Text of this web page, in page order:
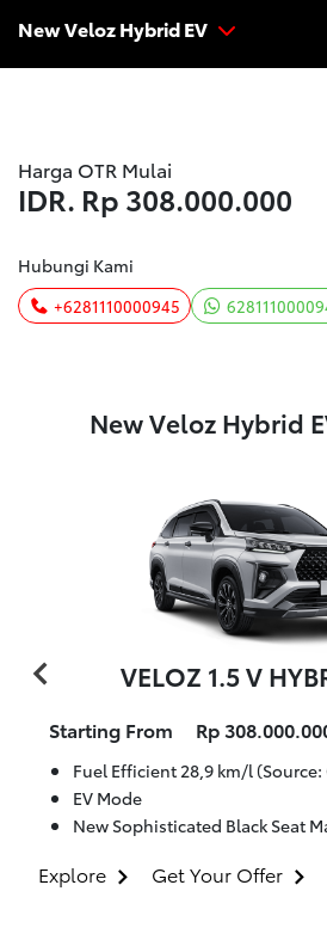
New Veloz Hybrid EV
Harga OTR Mulai
IDR. Rp 308.000.000
Hubungi Kami
+6281110000945
New Veloz Hybrid
VELOZ 1.5 V
Starting From Rp
Fuel Efficient 28,9 km/l
EV Mode
New Sophisticated Black Seat
Explore Get Your Offer